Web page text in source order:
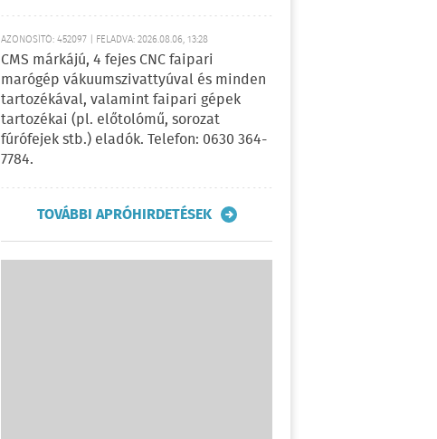
AZONOSÍTÓ: 452097 | FELADVA: 2026.08.06, 13:28
CMS márkájú, 4 fejes CNC faipari
marógép vákuumszivattyúval és minden
tartozékával, valamint faipari gépek
tartozékai (pl. előtolómű, sorozat
fúrófejek stb.) eladók. Telefon: 0630 364-
7784.
TOVÁBBI APRÓHIRDETÉSEK